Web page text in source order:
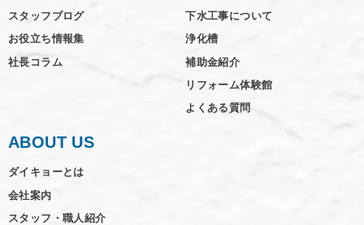
スタッフブログ
お役立ち情報集
社長コラム
下水工事について
浄化槽
補助金紹介
リフォーム体験館
よくある質問
ABOUT US
ダイキョーとは
会社案内
スタッフ・職人紹介